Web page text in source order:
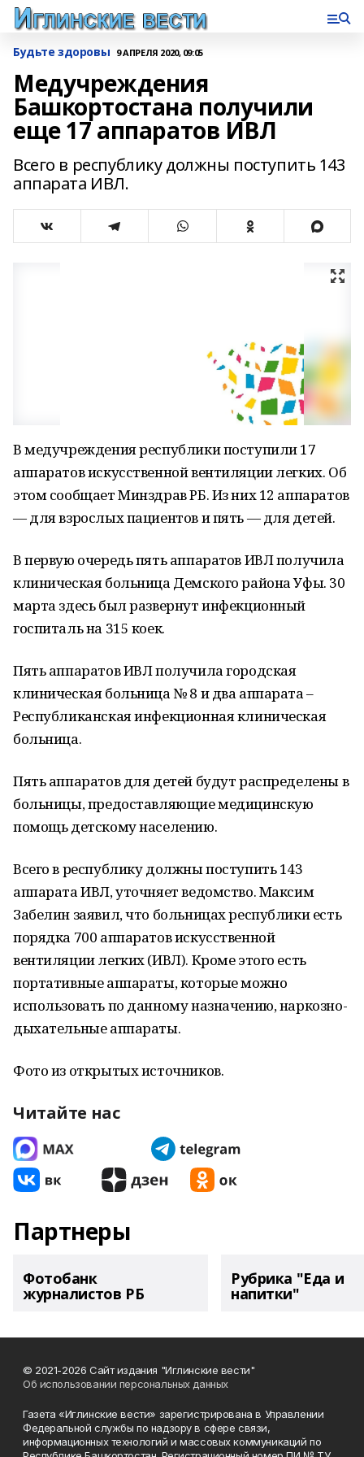
Будьте здоровы 9 АПРЕЛЯ 2020, 09:05
Медучреждения
Башкортостана получили
еще 17 аппаратов ИВЛ
Всего в республику должны поступить 143
аппарата ИВЛ.
В медучреждения республики поступили 17
аппаратов искусственной вентиляции легких. Об
этом сообщает Минздрав РБ. Из них 12 аппаратов
— для взрослых пациентов и пять — для детей.
В первую очередь пять аппаратов ИВЛ получила
клиническая больница Демского района Уфы. 30
марта здесь был развернут инфекционный
госпиталь на 315 коек.
Пять аппаратов ИВЛ получила городская
клиническая больница № 8 и два аппарата –
Республиканская инфекционная клиническая
больница.
Пять аппаратов для детей будут распределены в
больницы, предоставляющие медицинскую
помощь детскому населению.
Всего в республику должны поступить 143
аппарата ИВЛ, уточняет ведомство. Максим
Забелин заявил, что больницах республики есть
порядка 700 аппаратов искусственной
вентиляции легких (ИВЛ). Кроме этого есть
портативные аппараты, которые можно
использовать по данному назначению, наркозно-
дыхательные аппараты.
Фото из открытых источников.
Читайте нас
Партнеры
Фотобанк
журналистов РБ
Рубрика "Еда и
напитки"
© 2021-2026 Сайт издания "Иглинские вести"
Об использовании персональных данных
Газета «Иглинские вести» зарегистрирована в Управлении
Федеральной службы по надзору в сфере связи,
информационных технологий и массовых коммуникаций по